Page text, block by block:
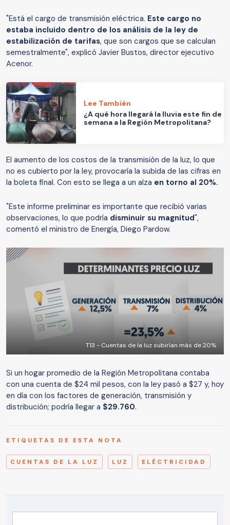
"Está el cargo de transmisión eléctrica. Este cargo no
estaba incluido dentro de los análisis de la ley de
estabilización de tarifas, que son cargos que se calculan
semestralmente", explicó Javier Bustos, director ejecutivo
Acenor.
Lee También
¿A qué hora llegará la lluvia este fin de
semana a la Región Metropolitana?
El aumento de los costos de la transmisión de la luz, lo que
no es cubierto por la ley, provocaría la subida de las cifras en
la boleta final. Con esto se llega a un alza en torno al 20%.
"Este informe preliminar es importante que recibió varias
observaciones, lo que podría disminuir su magnitud",
comentó el ministro de Energía, Diego Pardow.
T13 - Cuentas de la luz subirían más de 20%
Si un hogar promedio de la Región Metropolitana contaba
con una cuenta de $24 mil pesos, con la ley pasó a $27 y, hoy
en día con los factores de generación, transmisión y
distribución; podría llegar a $29.760.
ETIQUETAS DE ESTA NOTA
CUENTAS DE LA LUZ LUZ ELÉCTRICIDAD